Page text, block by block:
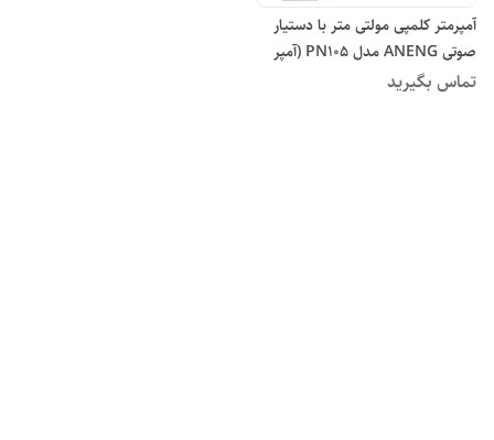
آمپرمتر کلمپی مولتی متر با دستیار
صوتی ANENG مدل PN105 (آمپر
سنج A/C & DC)
تماس بگیرید